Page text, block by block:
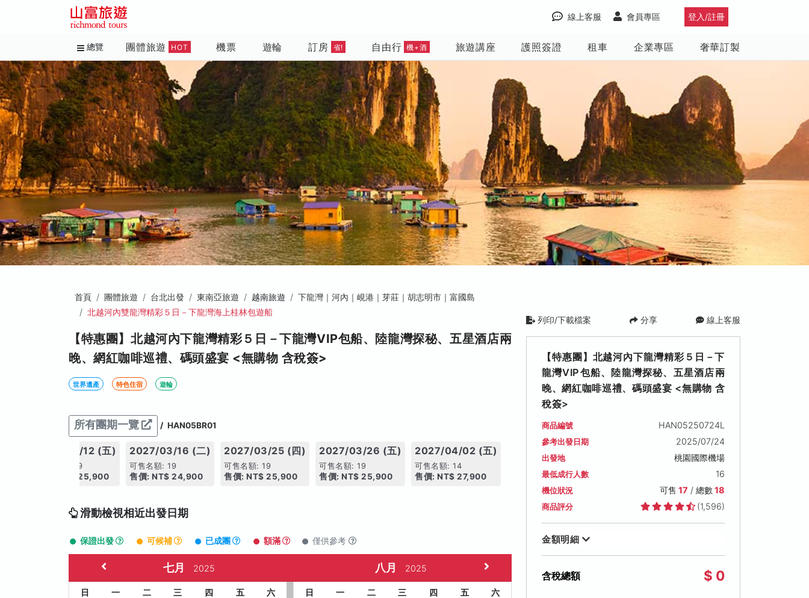
登入/註冊
會員專區
線上客服
總覽 團體旅遊 HOT 機票 遊輪 訂房 省! 自由行 機+酒 旅遊講座 護照簽證 租車 企業專區 奢華訂製
首頁 團體旅遊 台北出發 東南亞旅遊 越南旅遊
下龍灣｜河內｜峴港｜芽莊｜胡志明市｜富國島
北越河內雙龍灣精彩５日－下龍灣海上桂林包遊船
【特惠團】北越河內下龍灣精彩５日－下龍灣VIP包船、陸龍灣探秘、五星酒店兩
晚、網紅咖啡巡禮、碼頭盛宴 <無購物 含稅簽>
世界遺產 特色住宿 遊輪
所有團期一覽 / HAN05BR01
2027/03/12 (五)
可售名額: 19
售價: NT$ 25,900
2027/03/16 (二)
可售名額: 19
售價: NT$ 24,900
2027/03/25 (四)
可售名額: 19
售價: NT$ 25,900
2027/03/26 (五)
可售名額: 19
售價: NT$ 25,900
2027/04/02 (五)
可售名額: 14
售價: NT$ 27,900
滑動檢視相近出發日期
保證出發 可候補 已成團 額滿 僅供參考
七月 2025
日 一 二 三 四 五
六
八月 2025
日 一 二 三 四 五
六
列印/下載檔案 分享 線上客服
【特惠團】北越河內下龍灣精彩５日－下
龍灣VIP包船、陸龍灣探秘、五星酒店兩
晚、網紅咖啡巡禮、碼頭盛宴 <無購物 含
稅簽>
商品編號 HAN05250724L
參考出發日期 2025/07/24
出發地 桃園國際機場
最低成行人數 16
機位狀況 可售 17 / 總數18
商品評分 (1,596)
金額明細
含稅總額 $ 0